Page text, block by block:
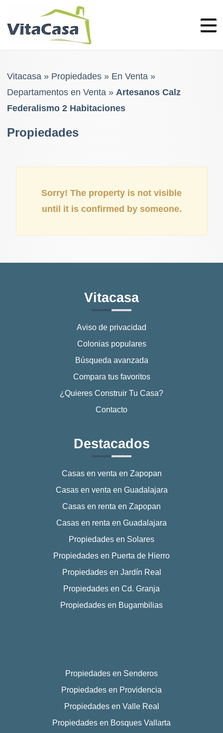
Vitacasa» Propiedades» En Venta»
Departamentos en Venta» Artesanos Calz
Federalismo 2 Habitaciones
Propiedades
Sorry! The property is not visible
until it is confirmed by someone.
Vitacasa
Aviso de privacidad
Colonias populares
Búsqueda avanzada
Compara tus favoritos
¿Quieres Construir Tu Casa?
Contacto
Destacados
Casas en venta en Zapopan
Casas en venta en Guadalajara
Casas en renta en Zapopan
Casas en renta en Guadalajara
Propiedades en Solares
Propiedades en Puerta de Hierro
Propiedades en Jardín Real
Propiedades en Cd. Granja
Propiedades en Bugambilias
Propiedades en Senderos
Propiedades en Providencia
Propiedades en Valle Real
Propiedades en Bosques Vallarta